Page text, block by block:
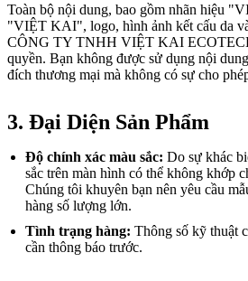
Toàn bộ nội dung, bao gồm nhãn hiệu
"VIỆT KAI", logo, hình ảnh kết cấu da
CÔNG TY TNHH VIỆT KAI
quyền. Bạn không được sử dụng nội
đích thương mại mà không có sự cho
3. Đại Diện Sản Phẩm
Độ chính xác màu sắc: Do sự khác
sắc trên màn hình có thể không khớp
Chúng tôi khuyên bạn nên yêu cầu
hàng số lượng lớn.
Tình trạng hàng: Thông số kỹ thuật
cần thông báo trước.